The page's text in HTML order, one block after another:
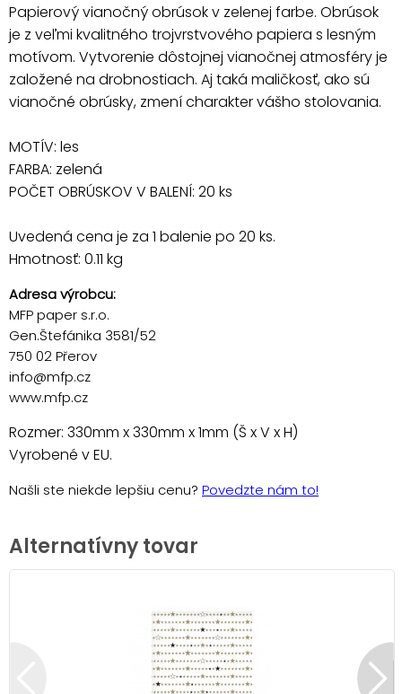
Papierový vianočný obrúsok v zelenej farbe. Obrúsok
je z veľmi kvalitného trojvrstvového papiera s lesným
motívom. Vytvorenie dôstojnej vianočnej atmosféry je
založené na drobnostiach. Aj taká maličkosť, ako sú
vianočné obrúsky, zmení charakter vášho stolovania.
MOTÍV: les
FARBA: zelená
POČET OBRÚSKOV V BALENÍ: 20 ks
Uvedená cena je za 1 balenie po 20 ks.
Hmotnosť: 0.11 kg
Adresa výrobcu:
MFP paper s.r.o.
Gen.Štefánika 3581/52
750 02 Přerov
info@mfp.cz
www.mfp.cz
Rozmer: 330mm x 330mm x 1mm (Š x V x H)
Vyrobené v EU.
Našli ste niekde lepšiu cenu? Povedzte nám to!
Alternatívny tovar